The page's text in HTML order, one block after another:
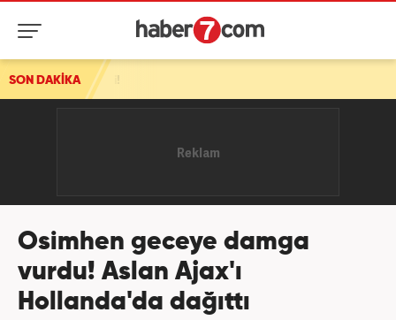
SON DAKİKA
Osimhen geceye damga
vurdu! Aslan Ajax'ı
Hollanda'da dağıttı